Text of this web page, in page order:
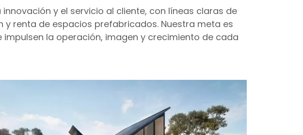
y el servicio al cliente, con líneas claras de
renta de espacios prefabricados. Nuestra meta es
la operación, imagen y crecimiento de cada